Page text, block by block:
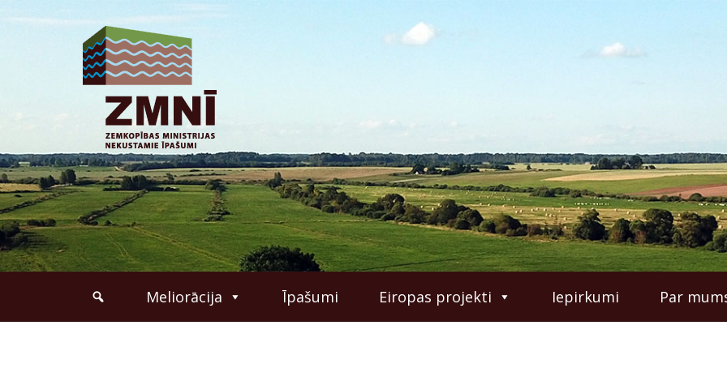
Meliorācija Īpašumi Eiropas projekti Iepirkumi Par